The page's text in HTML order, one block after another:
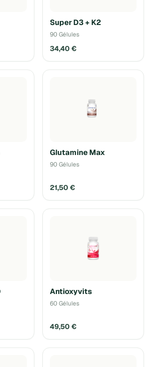
Super D3 + K2
90 Gélules
34,40 €
Glutamine Max
90 Gélules
21,50 €
Antioxyvits
60 Gélules
49,50 €